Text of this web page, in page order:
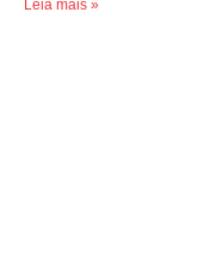
Leia mais »